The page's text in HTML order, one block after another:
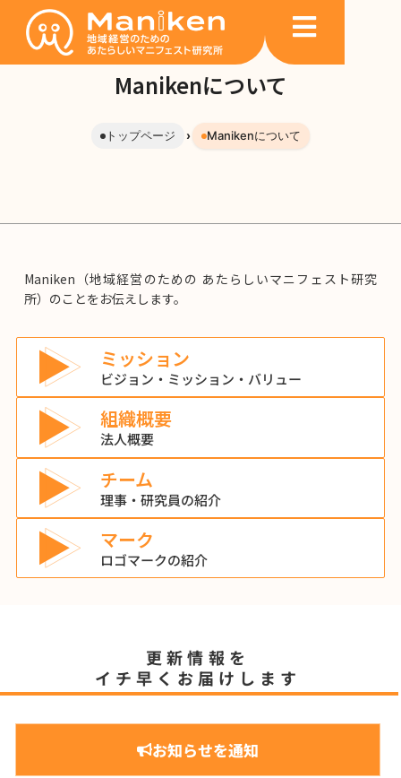
Manikenについて
トップページ › Manikenについて
Maniken（地域経営のための あたらしいマニフェスト研究
所）のことをお伝えします。
ミッション
ビジョン・ミッション・バリュー
組織概要
法人概要
チーム
理事・研究員の紹介
マーク
ロゴマークの紹介
更新情報を
イチ早くお届けします
お知らせを通知